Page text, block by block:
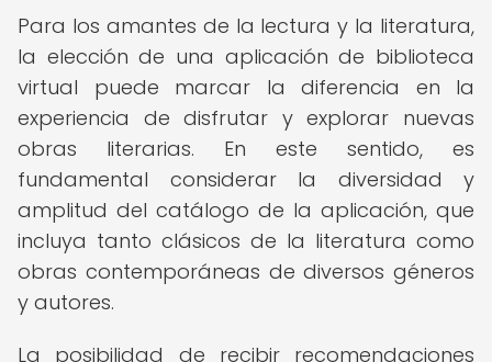
Para los amantes de la lectura y la literatura,
la elección de una aplicación de biblioteca
virtual puede marcar la diferencia en la
experiencia de disfrutar y explorar nuevas
obras literarias. En este sentido, es
fundamental considerar la diversidad y
amplitud del catálogo de la aplicación, que
incluya tanto clásicos de la literatura como
obras contemporáneas de diversos géneros
y autores.
La posibilidad de recibir recomendaciones